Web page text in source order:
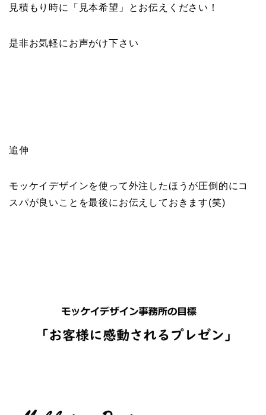
見積もり時に「見本希望」とお伝えください！
是非お気軽にお声がけ下さい
追伸
モッケイデザインを使って外注したほうが圧倒的にコ
スパが良いことを最後にお伝えしておきます(笑)